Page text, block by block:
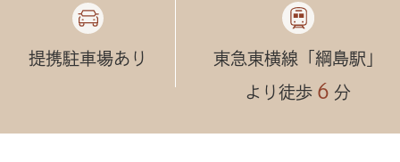
提携駐車場あり
東急東横線「綱島駅」
より徒歩 ６ 分